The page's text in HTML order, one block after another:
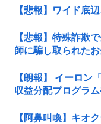
【悲報】ワイド底
【悲報】特殊詐欺
師に騙し取られた
【朗報】 イーロン
収益分配プログラム
【阿鼻叫喚】キオ